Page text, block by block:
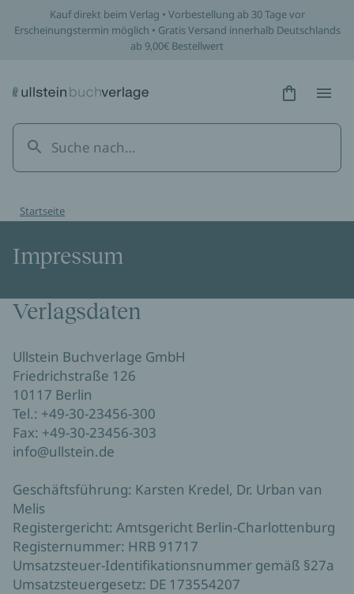
Kauf direkt beim Verlag • Vorbestellung ab 30 Tage vor
Erscheinungstermin möglich • Gratis Versand innerhalb Deutschlands
ab 9,00€ Bestellwert
Hidden
Startseite
Impressum
Verlagsdaten
Ullstein Buchverlage GmbH
Friedrichstraße 126
10117 Berlin
Tel.: +49-30-23456-300
Fax: +49-30-23456-303
info@ullstein.de
Geschäftsführung: Karsten Kredel, Dr. Urban van
Melis
Registergericht: Amtsgericht Berlin-Charlottenburg
Registernummer: HRB 91717
Umsatzsteuer-Identifikationsnummer gemäß §27a
Umsatzsteuergesetz: DE 173554207